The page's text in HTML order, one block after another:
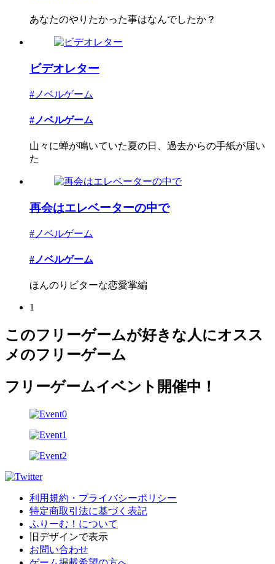
あなたのやりたかった事はなんでしたか？
ビデオレター
#ノベルゲーム
#ノベルゲーム
山々に蝉が鳴いていた夏の日、過去からの手紙が届い
た
再会はエレベーターの中で
#ノベルゲーム
#ノベルゲーム
ほんのりビターな恋愛掌編
1
このフリーゲームが好きな人にオスス
メのフリーゲーム
フリーゲームイベント開催中！
利用規約・プライバシーポリシー
特定商取引法に基づく表記
ふりーむ！について
旧デザインで表示
お問い合わせ